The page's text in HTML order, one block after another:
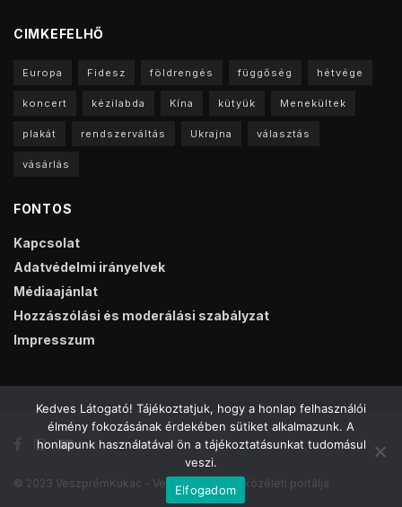
CIMKEFELHŐ
Europa Fidesz földrengés függőség hétvége
koncert kézilabda Kína kütyük Menekültek
plakát rendszerváltás Ukrajna választás
vásárlás
FONTOS
Kapcsolat
Adatvédelmi irányelvek
Médiaajánlat
Hozzászólási és moderálási szabályzat
Impresszum
© 2023 VeszprémKukac - Veszprém online közéleti portálja
Kedves Látogató! Tájékoztatjuk, hogy a honlap felhasználói
élmény fokozásának érdekében sütiket alkalmazunk. A
honlapunk használatával ön a tájékoztatásunkat tudomásul
veszi.
Elfogadom